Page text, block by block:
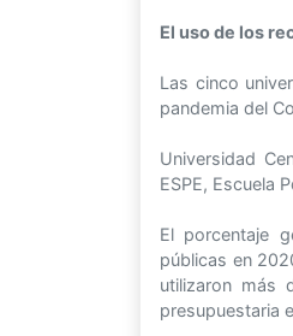
El uso de los
Las cinco
pandemia del
Universidad
ESPE, Escuela
El porcentaje
públicas en
utilizaron más
presupuestaria